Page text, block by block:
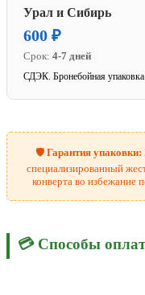
Урал и Сибирь
600 ₽
Срок: 4-7 дней
СДЭК. Бронебойная упаковка.
🛡️Гарантия упаковки:
специализированный
конверта во избежание
💳 Способы